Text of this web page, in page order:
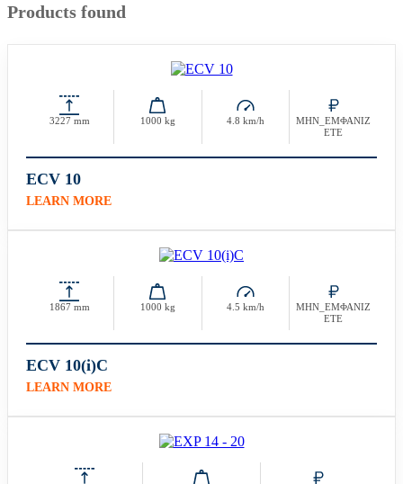
Products found
3227 mm 1000 kg 4.8 km/h
ΜΗΝ_ΕΜΦΑΝΙΖ
ΕΤΕ
ECV 10
LEARN MORE
1867 mm 1000 kg 4.5 km/h
ΜΗΝ_ΕΜΦΑΝΙΖ
ΕΤΕ
ECV 10(i)C
LEARN MORE